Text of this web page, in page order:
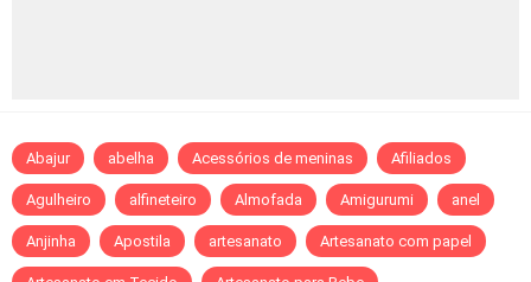
Abajur abelha Acessórios de meninas Afiliados
Agulheiro alfineteiro Almofada Amigurumi anel
Anjinha Apostila artesanato Artesanato com papel